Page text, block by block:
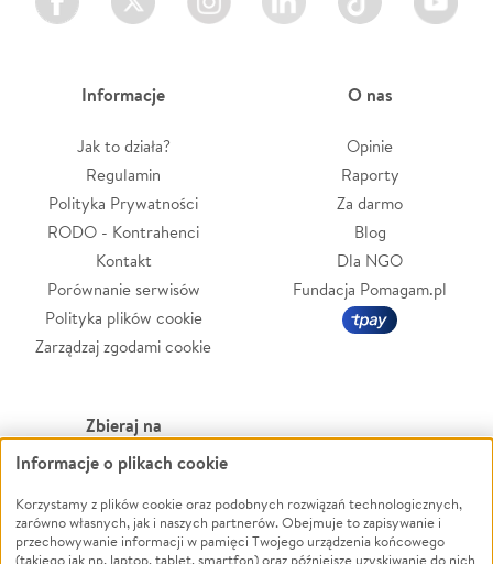
Informacje
Jak to działa?
Regulamin
Polityka Prywatności
RODO - Kontrahenci
Kontakt
Porównanie serwisów
Polityka plików cookie
Zarządzaj zgodami cookie
O nas
Opinie
Raporty
Za darmo
Blog
Dla NGO
Fundacja Pomagam.pl
Zbieraj na
Leczenie
Zwierzęta
Pożar
Powódź
Wichura
Informacje o plikach cookie
Korzystamy z plików cookie oraz podobnych rozwiązań technologicznych,
zarówno własnych, jak i naszych partnerów. Obejmuje to zapisywanie i
przechowywanie informacji w pamięci Twojego urządzenia końcowego